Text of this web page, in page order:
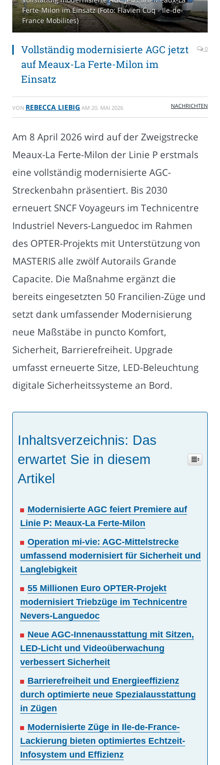
Ferte-Milon im Einsatz (Foto: Flavien Cuq - Ile-de-
France Mobilites)
Vollständig modernisierte AGC jetzt
auf Meaux-La Ferte-Milon im
Einsatz
0
VON REBECCA LIEBIG AM 20. MAI 2026 NACHRICHTEN
Am 8 April 2026 wird auf der Zweigstrecke
Meaux-La Ferte-Milon der Linie P erstmals
eine vollständig modernisierte AGC-
Streckenbahn präsentiert. Bis 2030
erneuert SNCF Voyageurs im Technicentre
Industriel Nevers-Languedoc im Rahmen
des OPTER-Projekts mit Unterstützung von
MASTERIS alle zwölf Autorails Grande
Capacite. Die Maßnahme ergänzt die
bereits eingesetzten 50 Francilien-Züge und
setzt dank umfassender Modernisierung
neue Maßstäbe in puncto Komfort,
Sicherheit, Barrierefreiheit. Upgrade
umfasst erneuerte Sitze, LED-Beleuchtung
digitale Sicherheitssysteme an Bord.
Inhaltsverzeichnis: Das
erwartet Sie in diesem
Artikel
Modernisierte AGC feiert Premiere auf
Linie P: Meaux-La Ferte-Milon
Operation mi-vie: AGC-Mittelstrecke
umfassend modernisiert für Sicherheit und
Langlebigkeit
55 Millionen Euro OPTER-Projekt
modernisiert Triebzüge im Technicentre
Nevers-Languedoc
Neue AGC-Innenausstattung mit Sitzen,
LED-Licht und Videoüberwachung
verbessert Sicherheit
Barrierefreiheit und Energieeffizienz
durch optimierte neue Spezialausstattung
in Zügen
Modernisierte Züge in Ile-de-France-
Lackierung bieten optimiertes Echtzeit-
Infosystem und Effizienz